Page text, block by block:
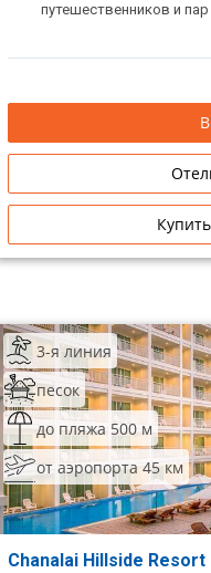
путешественников и пар
3-я линия
песок
до пляжа 500 м
от аэропорта 45 км
Chanalai Hillside